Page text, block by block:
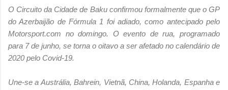
O Circuito da Cidade de Baku confirmou formalmente que o GP
do Azerbaijão de Fórmula 1 foi adiado, como antecipado pelo
Motorsport.com no domingo. O evento de rua, programado
para 7 de junho, se torna o oitavo a ser afetado no calendário de
2020 pelo Covid-19.
Une-se a Austrália, Bahrein, Vietnã, China, Holanda, Espanha e